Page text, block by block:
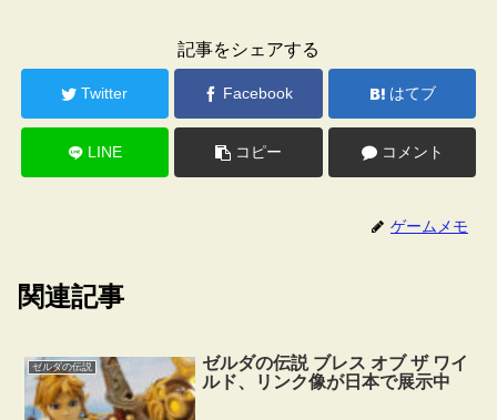
記事をシェアする
Twitter Facebook はてブ
LINE コピー コメント
ゲームメモ
関連記事
ゼルダの伝説
ゼルダの伝説 ブレス オブ ザ ワイ
ルド、リンク像が日本で展示中